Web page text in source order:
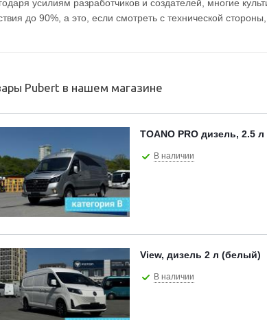
усилиям разработчиков и создателей, многие
до 90%, а это, если смотреть с технической
Pubert в нашем магазине
TOANO PRO дизель, 2.5
В наличии
View, дизель 2 л (белый)
В наличии